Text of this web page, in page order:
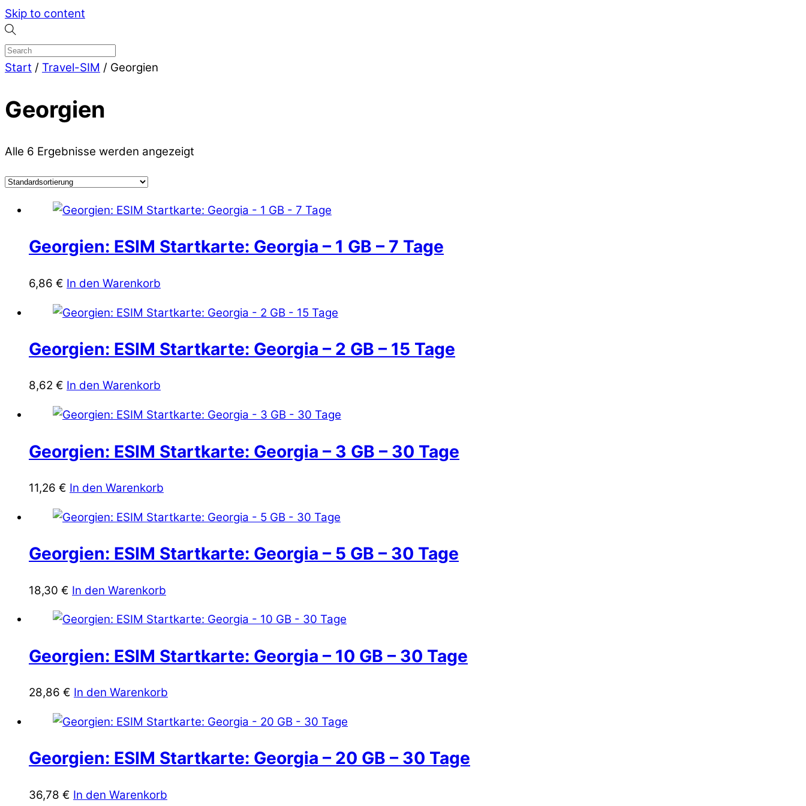
Skip to content
Start / Travel-SIM / Georgien
Georgien
Alle 6 Ergebnisse werden angezeigt
Georgien: ESIM Startkarte: Georgia – 1 GB – 7 Tage
6,86 € In den Warenkorb
Georgien: ESIM Startkarte: Georgia – 2 GB – 15 Tage
8,62 € In den Warenkorb
Georgien: ESIM Startkarte: Georgia – 3 GB – 30 Tage
11,26 € In den Warenkorb
Georgien: ESIM Startkarte: Georgia – 5 GB – 30 Tage
18,30 € In den Warenkorb
Georgien: ESIM Startkarte: Georgia – 10 GB – 30 Tage
28,86 € In den Warenkorb
Georgien: ESIM Startkarte: Georgia – 20 GB – 30 Tage
36,78 € In den Warenkorb